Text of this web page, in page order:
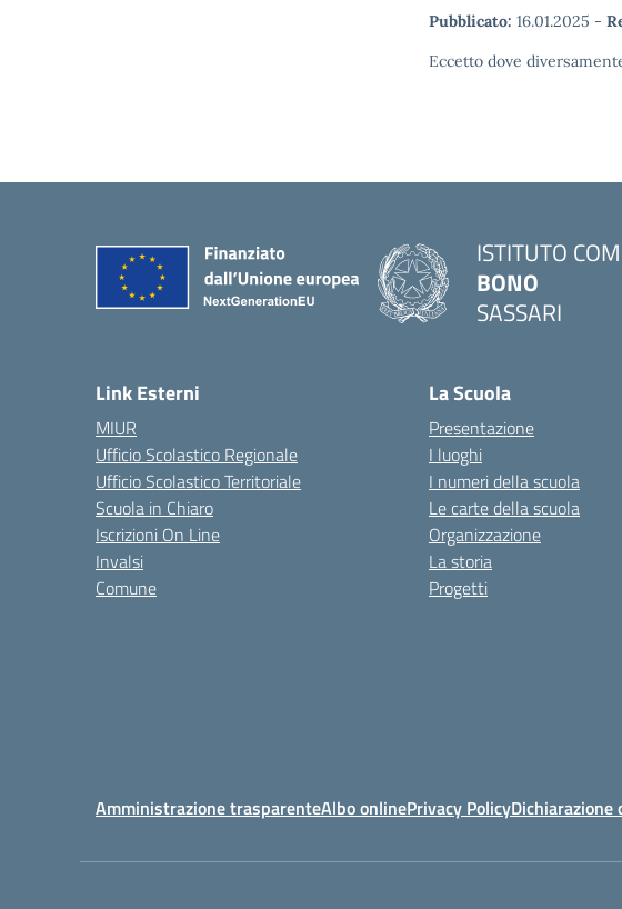
Pubblicato: 16.01.2025 -
Eccetto dove
ISTITUTO
BONO
SASSARI
Link Esterni
MIUR
Ufficio Scolastico Regionale
Ufficio Scolastico Territoriale
Scuola in Chiaro
Iscrizioni On Line
Invalsi
Comune
La Scuola
Presentazione
I luoghi
I numeri della scuola
Le carte della scuola
Organizzazione
La storia
Progetti
Amministrazione trasparenteAlbo onlinePrivacy Policy